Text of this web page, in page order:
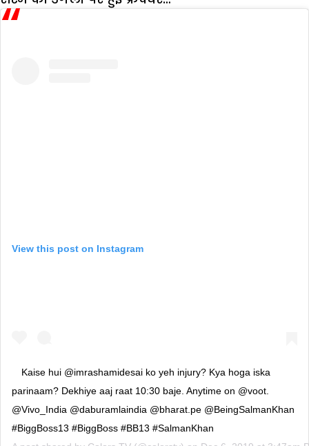
View this post on Instagram
Kaise hui @imrashamidesai ko yeh injury? Kya hoga iska
parinaam? Dekhiye aaj raat 10:30 baje. Anytime on @voot.
@Vivo_India @daburamlaindia @bharat.pe @BeingSalmanKhan
#BiggBoss13 #BiggBoss #BB13 #SalmanKhan